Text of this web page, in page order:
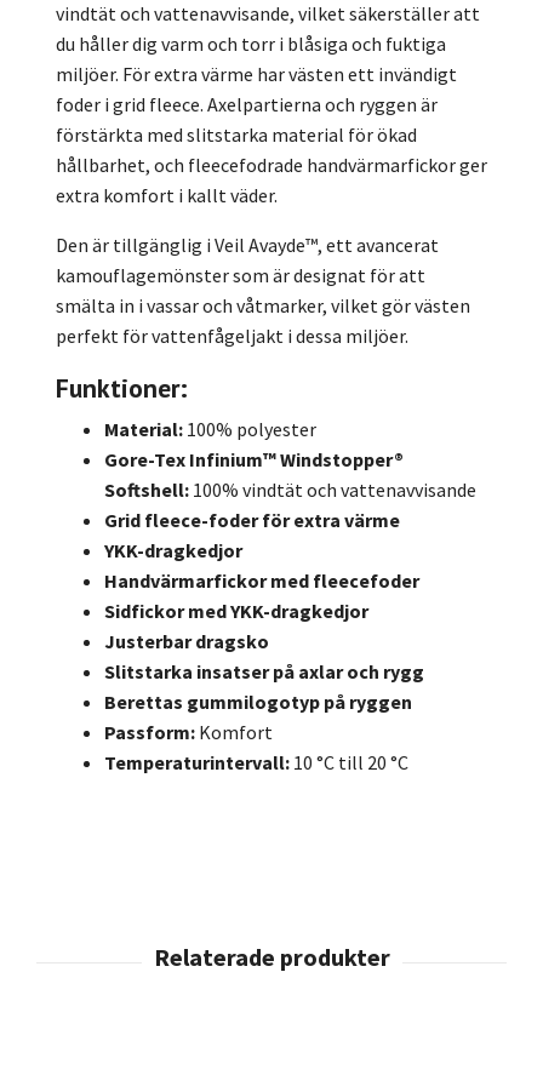
vindtät och vattenavvisande, vilket säkerställer att
du håller dig varm och torr i blåsiga och fuktiga
miljöer. För extra värme har västen ett invändigt
foder i grid fleece. Axelpartierna och ryggen är
förstärkta med slitstarka material för ökad
hållbarhet, och fleecefodrade handvärmarfickor ger
extra komfort i kallt väder.
Den är tillgänglig i Veil Avayde™, ett avancerat
kamouflagemönster som är designat för att
smälta in i vassar och våtmarker, vilket gör västen
perfekt för vattenfågeljakt i dessa miljöer.
Funktioner:
Material: 100% polyester
Gore-Tex Infinium™ Windstopper®
Softshell: 100% vindtät och vattenavvisande
Grid fleece-foder för extra värme
YKK-dragkedjor
Handvärmarfickor med fleecefoder
Sidfickor med YKK-dragkedjor
Justerbar dragsko
Slitstarka insatser på axlar och rygg
Berettas gummilogotyp på ryggen
Passform: Komfort
Temperaturintervall: 10 °C till 20 °C